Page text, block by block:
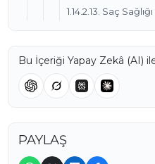
1.14.2.13. Saç
Bu İçeriği Yapay Zekâ (AI)
PAYLAŞ